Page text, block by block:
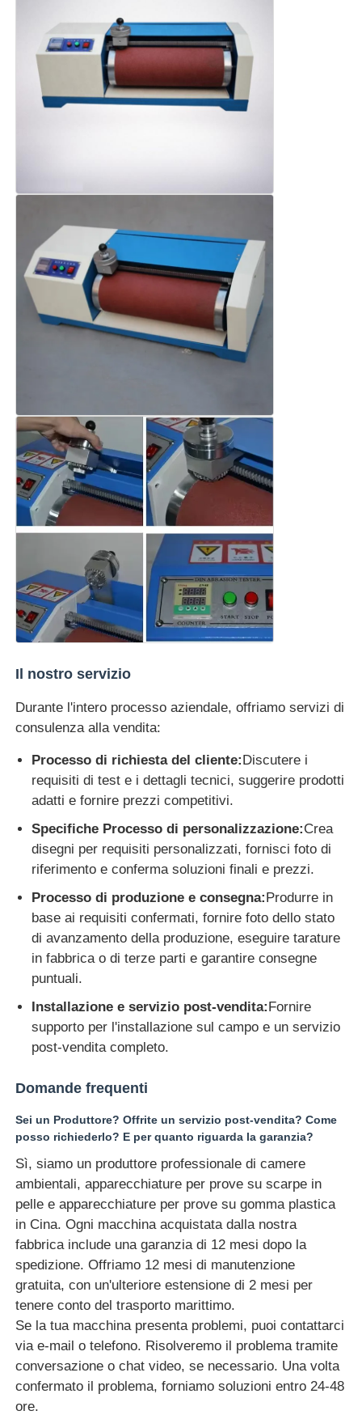
Il nostro servizio
Durante l'intero processo aziendale, offriamo servizi di
consulenza alla vendita:
Processo di richiesta del cliente:Discutere i
requisiti di test e i dettagli tecnici, suggerire prodotti
adatti e fornire prezzi competitivi.
Specifiche Processo di personalizzazione:Crea
disegni per requisiti personalizzati, fornisci foto di
riferimento e conferma soluzioni finali e prezzi.
Processo di produzione e consegna:Produrre in
base ai requisiti confermati, fornire foto dello stato
di avanzamento della produzione, eseguire tarature
in fabbrica o di terze parti e garantire consegne
puntuali.
Installazione e servizio post-vendita:Fornire
supporto per l'installazione sul campo e un servizio
post-vendita completo.
Domande frequenti
Sei un Produttore? Offrite un servizio post-vendita? Come
posso richiederlo? E per quanto riguarda la garanzia?
Sì, siamo un produttore professionale di camere
ambientali, apparecchiature per prove su scarpe in
pelle e apparecchiature per prove su gomma plastica
in Cina. Ogni macchina acquistata dalla nostra
fabbrica include una garanzia di 12 mesi dopo la
spedizione. Offriamo 12 mesi di manutenzione
gratuita, con un'ulteriore estensione di 2 mesi per
tenere conto del trasporto marittimo.
Se la tua macchina presenta problemi, puoi contattarci
via e-mail o telefono. Risolveremo il problema tramite
conversazione o chat video, se necessario. Una volta
confermato il problema, forniamo soluzioni entro 24-48
ore.